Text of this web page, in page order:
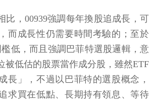
比，00939強調每年換股追成長，可
而成長性仍需要時間考驗的；至於
檻低，而且強調巴菲特選股邏輯，意
被低估的股票當作成分股，雖然ETF
長」，不過以巴菲特的選股概念，
求買在低點、長期持有領息、等待